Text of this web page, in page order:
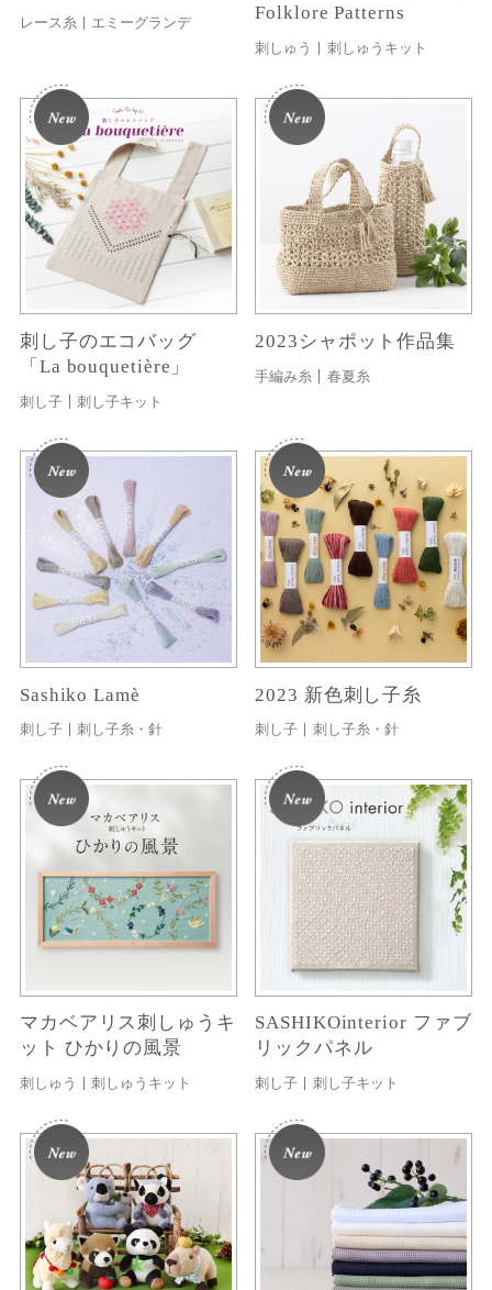
レース糸 エミーグランデ
Folklore Patterns
刺しゅう 刺しゅうキット
刺し子のエコバッグ
「La bouquetière」
刺し子 刺し子キット
2023シャポット作品集
手編み糸 春夏糸
Sashiko Lamè
刺し子 刺し子糸・針
2023 新色刺し子糸
刺し子 刺し子糸・針
マカベアリス刺しゅうキ
ット ひかりの風景
刺しゅう 刺しゅうキット
SASHIKOinterior ファブ
リックパネル
刺し子 刺し子キット